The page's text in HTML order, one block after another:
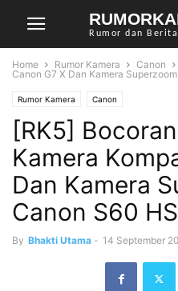
Rumor dan
Home Rumor Kamera Canon
Canon G7 X Dan Kamera
Rumor Kamera Canon
[RK5]
Kamera
Dan Kamera
Canon S60
By Bhakti Utama - 14 September